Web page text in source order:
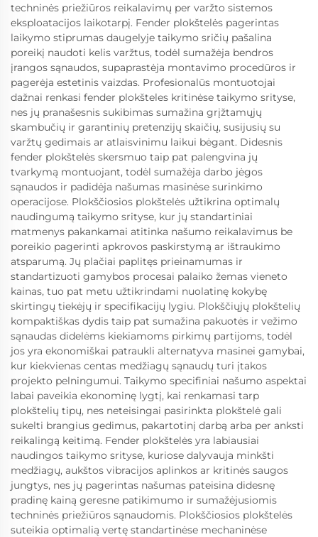
techninės priežiūros reikalavimų per varžto sistemos
eksploatacijos laikotarpį. Fender plokštelės pagerintas
laikymo stiprumas daugelyje taikymo sričių pašalina
poreikį naudoti kelis varžtus, todėl sumažėja bendros
įrangos sąnaudos, supaprastėja montavimo procedūros ir
pagerėja estetinis vaizdas. Profesionalūs montuotojai
dažnai renkasi fender plokšteles kritinėse taikymo srityse,
nes jų pranašesnis sukibimas sumažina grįžtamųjų
skambučių ir garantinių pretenzijų skaičių, susijusių su
varžtų gedimais ar atlaisvinimu laikui bėgant. Didesnis
fender plokštelės skersmuo taip pat palengvina jų
tvarkymą montuojant, todėl sumažėja darbo jėgos
sąnaudos ir padidėja našumas masinėse surinkimo
operacijose. Plokščiosios plokštelės užtikrina optimalų
naudingumą taikymo srityse, kur jų standartiniai
matmenys pakankamai atitinka našumo reikalavimus be
poreikio pagerinti apkrovos paskirstymą ar ištraukimo
atsparumą. Jų plačiai paplitęs prieinamumas ir
standartizuoti gamybos procesai palaiko žemas vieneto
kainas, tuo pat metu užtikrindami nuolatinę kokybę
skirtingų tiekėjų ir specifikacijų lygiu. Plokščiųjų plokštelių
kompaktiškas dydis taip pat sumažina pakuotės ir vežimo
sąnaudas didelėms kiekiamoms pirkimų partijoms, todėl
jos yra ekonomiškai patraukli alternatyva masinei gamybai,
kur kiekvienas centas medžiagų sąnaudų turi įtakos
projekto pelningumui. Taikymo specifiniai našumo aspektai
labai paveikia ekonominę lygtį, kai renkamasi tarp
plokštelių tipų, nes neteisingai pasirinkta plokštelė gali
sukelti brangius gedimus, pakartotinį darbą arba per anksti
reikalingą keitimą. Fender plokštelės yra labiausiai
naudingos taikymo srityse, kuriose dalyvauja minkšti
medžiagų, aukštos vibracijos aplinkos ar kritinės saugos
jungtys, nes jų pagerintas našumas pateisina didesnę
pradinę kainą geresne patikimumo ir sumažėjusiomis
techninės priežiūros sąnaudomis. Plokščiosios plokštelės
suteikia optimalią vertę standartinėse mechaninėse